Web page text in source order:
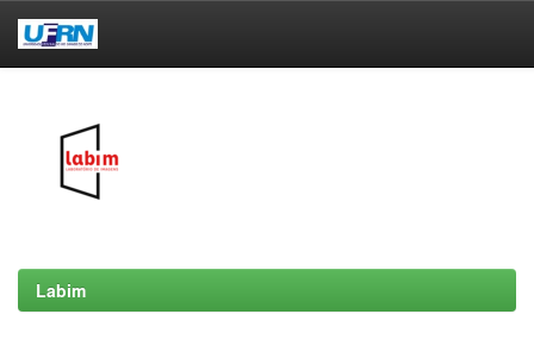
Labim